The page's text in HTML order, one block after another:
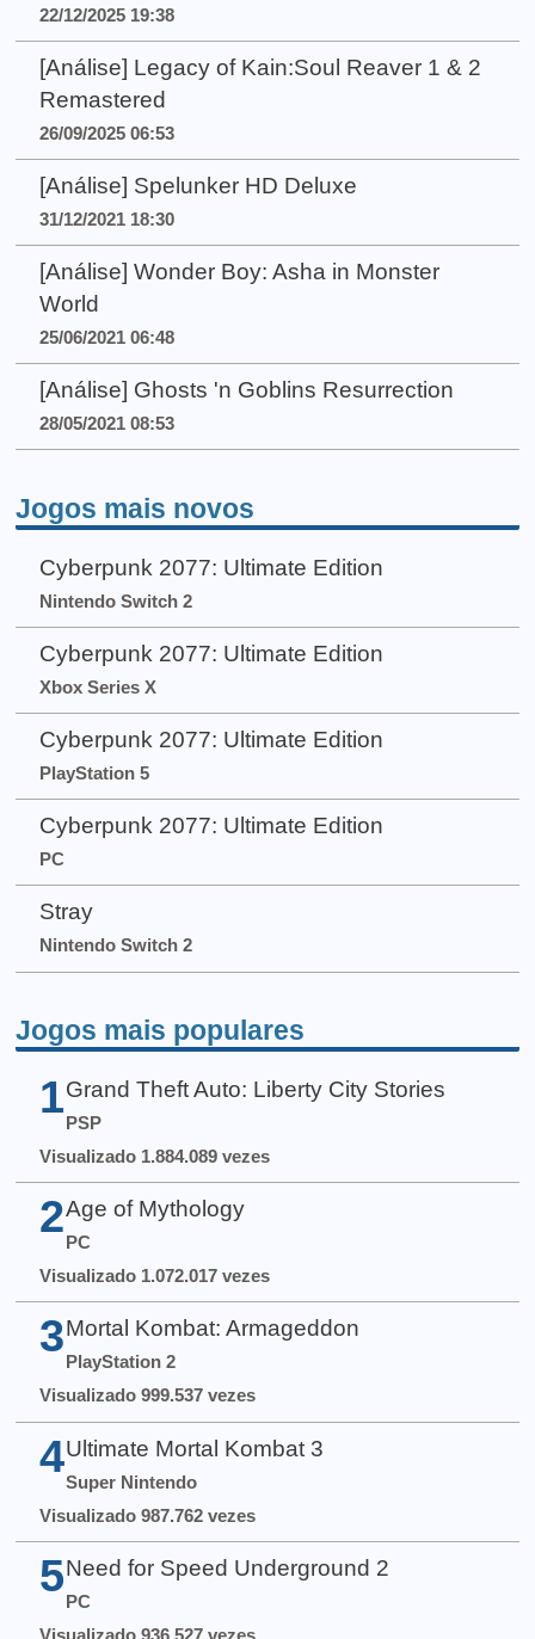
22/12/2025 19:38
[Análise] Legacy of Kain:Soul Reaver 1 & 2
Remastered
26/09/2025 06:53
[Análise] Spelunker HD Deluxe
31/12/2021 18:30
[Análise] Wonder Boy: Asha in Monster
World
25/06/2021 06:48
[Análise] Ghosts 'n Goblins Resurrection
28/05/2021 08:53
Jogos mais novos
Cyberpunk 2077: Ultimate Edition
Nintendo Switch 2
Cyberpunk 2077: Ultimate Edition
Xbox Series X
Cyberpunk 2077: Ultimate Edition
PlayStation 5
Cyberpunk 2077: Ultimate Edition
PC
Stray
Nintendo Switch 2
Jogos mais populares
1 Grand Theft Auto: Liberty City Stories
PSP
Visualizado 1.884.089 vezes
2 Age of Mythology
PC
Visualizado 1.072.017 vezes
3 Mortal Kombat: Armageddon
PlayStation 2
Visualizado 999.537 vezes
4 Ultimate Mortal Kombat 3
Super Nintendo
Visualizado 987.762 vezes
5 Need for Speed Underground 2
PC
Visualizado 936.527 vezes